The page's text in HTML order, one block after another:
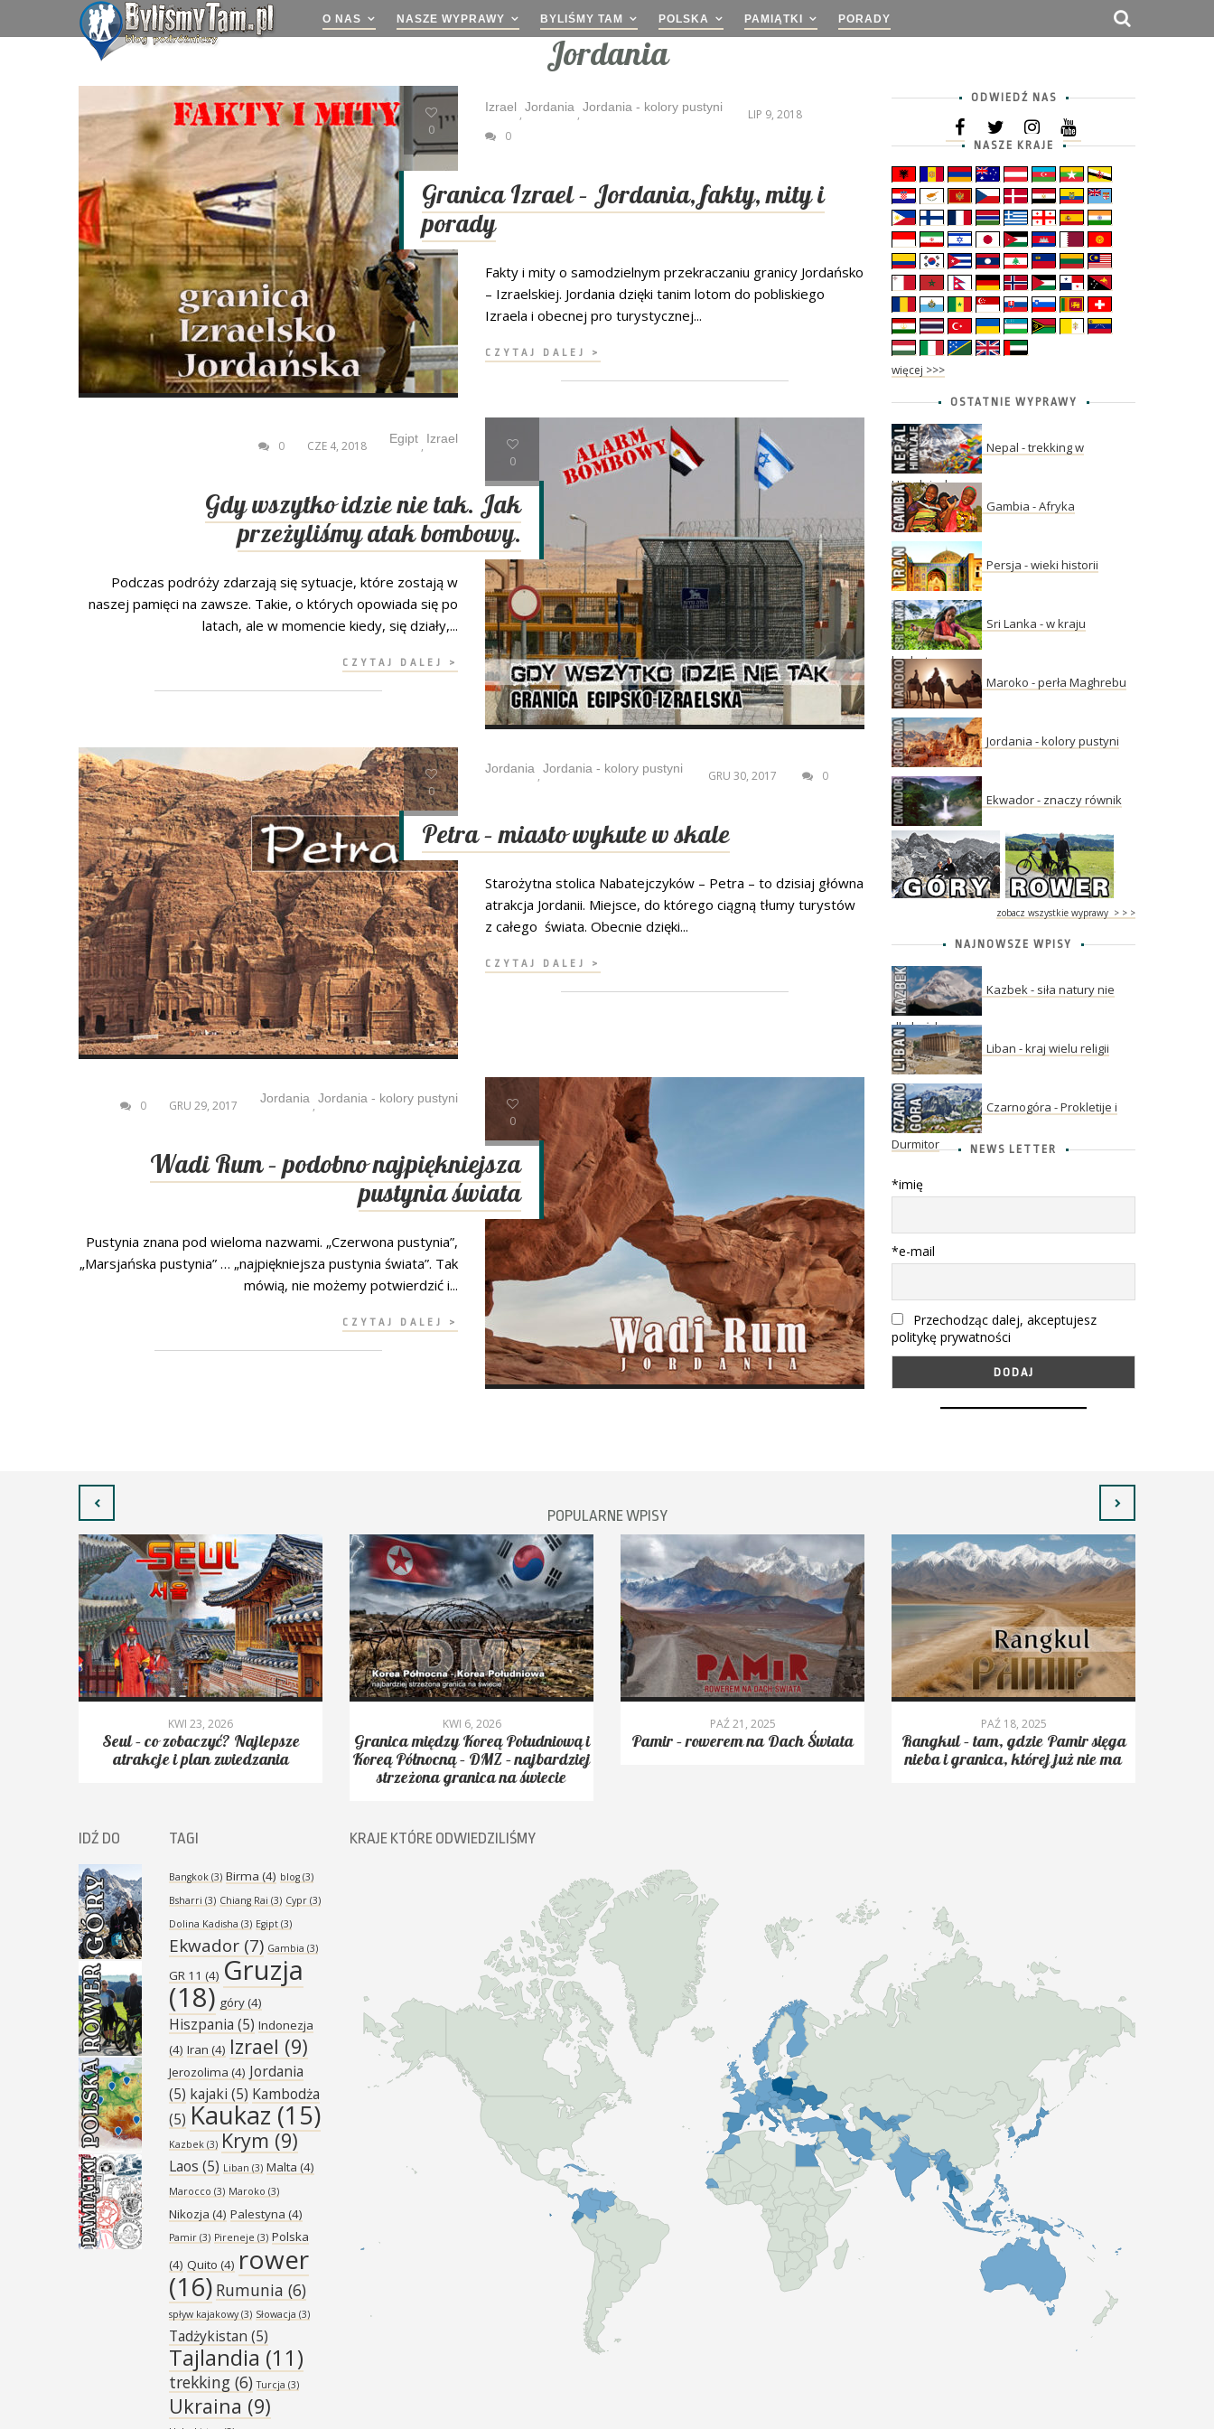
O NAS NASZE WYPRAWY BYLIŚMY TAM POLSKA PAMIĄTKI PORADY
Jordania
0
Izrael , Jordania , Jordania - kolory pustyni
LIP 9, 2018
0
Granica Izrael – Jordania, fakty, mity i
porady
Fakty i mity o samodzielnym przekraczaniu granicy Jordańsko
– Izraelskiej. Jordania dzięki tanim lotom do pobliskiego
Izraela i obecnej pro turystycznej...
CZYTAJ DALEJ >
0
Egipt , Izrael
CZE 4, 2018
0
Gdy wszytko idzie nie tak. Jak
przeżyliśmy atak bombowy.
Podczas podróży zdarzają się sytuacje, które zostają w
naszej pamięci na zawsze. Takie, o których opowiada się po
latach, ale w momencie kiedy, się działy,...
CZYTAJ DALEJ >
0
Jordania , Jordania - kolory pustyni GRU 30, 2017 0
Petra – miasto wykute w skale
Starożytna stolica Nabatejczyków – Petra – to dzisiaj główna
atrakcja Jordanii. Miejsce, do którego ciągną tłumy turystów
z całego świata. Obecnie dzięki...
CZYTAJ DALEJ >
0
Jordania , Jordania - kolory pustyni
GRU 29, 2017
0
Wadi Rum – podobno najpiękniejsza
pustynia świata
Pustynia znana pod wieloma nazwami. „Czerwona pustynia”,
„Marsjańska pustynia” … „najpiękniejsza pustynia świata”. Tak
mówią, nie możemy potwierdzić i...
CZYTAJ DALEJ >
ODWIEDŹ NAS
NASZE KRAJE
więcej >>>
OSTATNIE WYPRAWY
Nepal - trekking w
Himalajach
Gambia - Afryka
Persja - wieki historii
Sri Lanka - w kraju
herbaty
Maroko - perła Maghrebu
Jordania - kolory pustyni
Ekwador - znaczy równik
zobacz wszystkie wyprawy > > >
NAJNOWSZE WPISY
Kazbek - siła natury nie
dla każdego
Liban - kraj wielu religii
Czarnogóra - Prokletije i
Durmitor NEWS LETTER
*imię
*e-mail
Przechodząc dalej, akceptujesz
politykę prywatności
POPULARNE WPISY
KWI 23, 2026
Seul – co zobaczyć? Najlepsze
atrakcje i plan zwiedzania
KWI 6, 2026
Granica między Koreą Południową i
Koreą Północną – DMZ – najbardziej
strzeżona granica na świecie
PAŹ 21, 2025
Pamir – rowerem na Dach Świata
PAŹ 18, 2025
Rangkul – tam, gdzie Pamir sięga
nieba i granica, której już nie ma
IDŹ DO TAGI
Bangkok (3) Birma (4) blog (3)
Bsharri (3) Chiang Rai (3) Cypr (3)
Dolina Kadisha (3) Egipt (3)
Ekwador (7) Gambia (3)
GR 11 (4) Gruzja
(18) góry(4)
Hiszpania (5) Indonezja
(4) Iran (4) Izrael (9)
Jerozolima (4) Jordania
(5) kajaki (5) Kambodża
(5) Kaukaz(15)
Kazbek (3) Krym(9)
Laos (5) Liban (3) Malta (4)
Marocco (3) Maroko (3)
Nikozja (4) Palestyna (4)
Pamir (3) Pireneje (3) Polska
(4) Quito (4) rower
(16) Rumunia (6)
spływ kajakowy(3) Słowacja (3)
Tadżykistan (5)
Tajlandia (11)
trekking (6) Turcja (3)
Ukraina (9)
KRAJE KTÓRE ODWIEDZILIŚMY